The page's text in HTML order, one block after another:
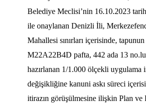
Belediye Meclisi’nin 16.10.2023
ile onaylanan Denizli İli,
Mahallesi sınırları içerisinde,
M22A22B4D pafta, 442 ada 13
hazırlanan 1/1.000 ölçekli uygulama
değişikliğine kanuni askı süreci
itirazın görüşülmesine ilişkin Plan